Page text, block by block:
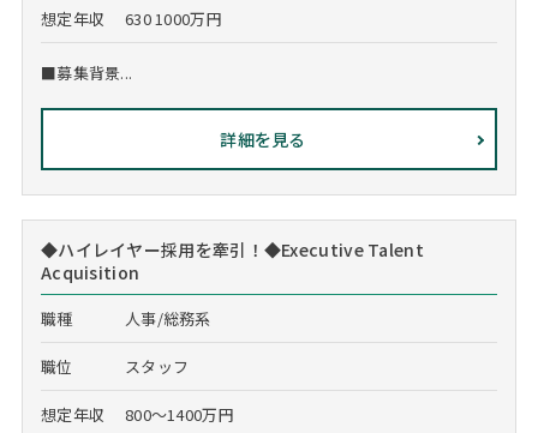
想定年収 630 1000万円
■募集背景...
詳細を見る
◆ハイレイヤー採用を牽引！◆Executive Talent
Acquisition
職種 人事/総務系
職位 スタッフ
想定年収 800～1400万円